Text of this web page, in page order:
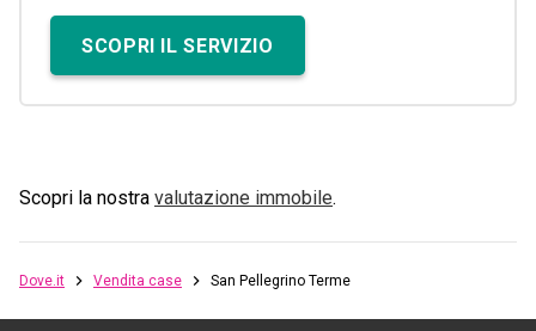
SCOPRI IL SERVIZIO
Scopri la nostra valutazione immobile.
Dove.it Vendita case San Pellegrino Terme